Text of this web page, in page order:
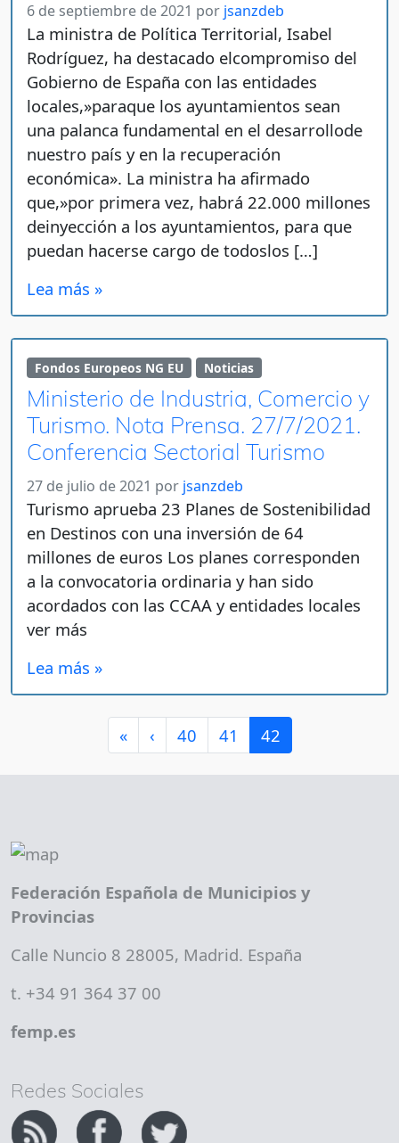
6 de septiembre de 2021 por jsanzdeb
La ministra de Política Territorial, Isabel
Rodríguez, ha destacado elcompromiso del
Gobierno de España con las entidades
locales,»paraque los ayuntamientos sean
una palanca fundamental en el desarrollode
nuestro país y en la recuperación
económica». La ministra ha afirmado
que,»por primera vez, habrá 22.000 millones
deinyección a los ayuntamientos, para que
puedan hacerse cargo de todoslos […]
Lea más »
Fondos Europeos NG EU Noticias
Ministerio de Industria, Comercio y
Turismo. Nota Prensa. 27/7/2021.
Conferencia Sectorial Turismo
27 de julio de 2021 por jsanzdeb
Turismo aprueba 23 Planes de Sostenibilidad
en Destinos con una inversión de 64
millones de euros Los planes corresponden
a la convocatoria ordinaria y han sido
acordados con las CCAA y entidades locales
ver más
Lea más »
Page navigation
« ‹ Page
40 Page
41 Current Page
42
Federación Española de Municipios y
Provincias
Calle Nuncio 8 28005, Madrid. España
t. +34 91 364 37 00
femp.es
Redes Sociales